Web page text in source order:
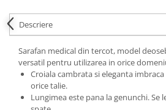
Descriere
Sarafan medical din tercot, model
versatil pentru utilizarea in orice
Croiala cambrata si eleganta
orice talie.
Lungimea este pana la genunchi. Se